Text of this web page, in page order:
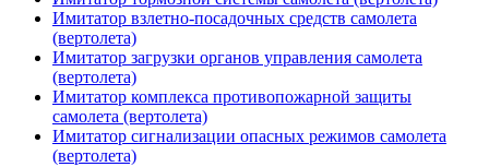
Имитатор взлетно-посадочных средств самолета
(вертолета)
Имитатор загрузки органов управления самолета
(вертолета)
Имитатор комплекса противопожарной защиты
самолета (вертолета)
Имитатор сигнализации опасных режимов самолета
(вертолета)